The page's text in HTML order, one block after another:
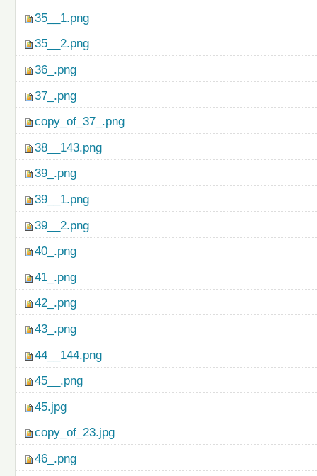
35__1.png
35__2.png
36_.png
37_.png
copy_of_37_.png
38__143.png
39_.png
39__1.png
39__2.png
40_.png
41_.png
42_.png
43_.png
44__144.png
45__.png
45.jpg
copy_of_23.jpg
46_.png